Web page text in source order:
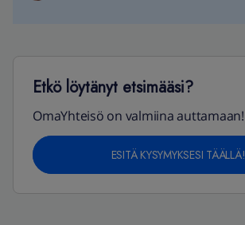
Etkö löytänyt etsimääsi?
OmaYhteisö on valmiina auttamaan!
ESITÄ KYSYMYKSESI TÄÄLLÄ!